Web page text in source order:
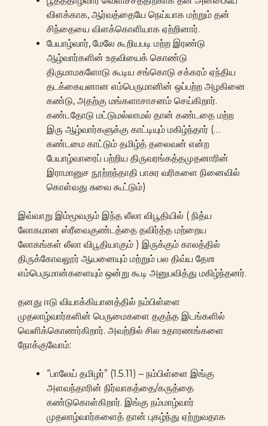
விளக்காக, ஆர்வத்தையே நெய்யாக மற்றும் தன்
சிந்தையை விளக்கொளியாக ஏற்றினார்.
பேயாழ்வார், மேலே கூறியபடி மற்ற இரண்டு
ஆழ்வார்களின் உதவியைக் கொண்டு
திருமாமகளோடு கூடிய சங்கொடு சக்கரம் ஏந்திய
தடக்கையனான எம்பெருமானின் ஒப்பற்ற அழகினை
கண்டு, அதற்கு மங்களாசாசனம் செய்கிறார்.
கண்டதோடு மட்டுமல்லாமல் தான் கண்டதை மற்ற
இரு ஆழ்வார்களுக்கு காட்டியும் மகிழ்ந்தார் (…
கண்டமை காட்டும் தமிழ்த் தலைவன் என்ற
பேயாழ்வாரைப் பற்றிய திருவரங்கத்தமுதனாரின்
இராமானுச நூற்றந்தாதி பாசுர வரிகளை நினைவில்
கொள்வது சுவை கூட்டும்)
இவ்வாறு இம்மூவரும் இந்த லீலா விபூதியில் ( நித்ய
லோகமான ஸ்ரீவைகுண்டத்தை தவிர்த்த மற்றைய
லோகங்கள் லீலா விபூதியாகும் ) இருக்கும் காலத்தில்
திருக்கோவலூர் ஆயனையும் மற்றும் பல திவ்ய தேஶ
எம்பெருமான்களையும் ஒன்று கூடி அனுபவித்து மகிழ்ந்தனர்.
தனது ஈடு வியாக்கியானத்தில் நம்பிள்ளை
முதலாழ்வார்களின் பெருமைகளை தகுந்த இடங்களில்
வெளிக்கொணர்கிறார். அவற்றில் சில உதாரணங்களை
நோக்குவோம்:
“பாலேய் தமிழர்” (1.5.11) – நம்பிள்ளை இங்கு
அளவந்தாரின் நிர்வாகத்தை/கருத்தை
கண்டுகொள்கிறார். இங்கு நம்மாழ்வார்
முதலாழ்வார்களைத் தான் புகழ்ந்து ஏற்றுவதாக